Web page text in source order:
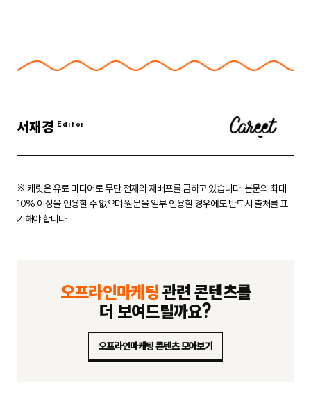
서재경
※ 캐릿은 유료 미디어로 무단 전재와 재배포를 금하고 있습니다. 본문의 최대
10% 이상을 인용할 수 없으며 원문을 일부 인용할 경우에도반드시 출처를 표
기해야 합니다.
오프라인마케팅 관련 콘텐츠를
더 보여드릴까요?
오프라인마케팅 콘텐츠 모아보기